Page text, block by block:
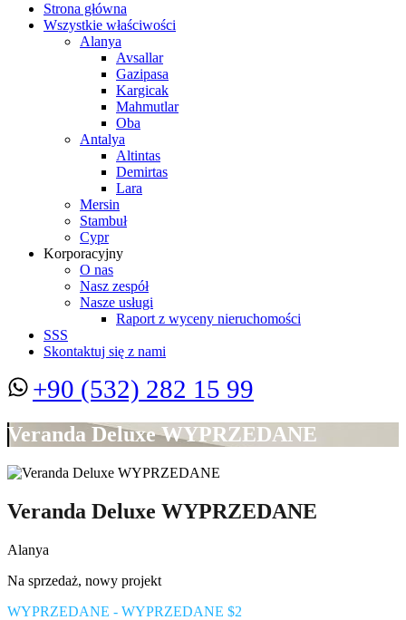
Strona główna
Wszystkie właściwości
Alanya
Avsallar
Gazipasa
Kargicak
Mahmutlar
Oba
Antalya
Altintas
Demirtas
Lara
Mersin
Stambuł
Cypr
Korporacyjny
O nas
Nasz zespół
Nasze usługi
Raport z wyceny nieruchomości
SSS
Skontaktuj się z nami
+90 (532) 282 15 99
Veranda Deluxe WYPRZEDANE
Veranda Deluxe WYPRZEDANE
Alanya
Na sprzedaż, nowy projekt
WYPRZEDANE - WYPRZEDANE $2